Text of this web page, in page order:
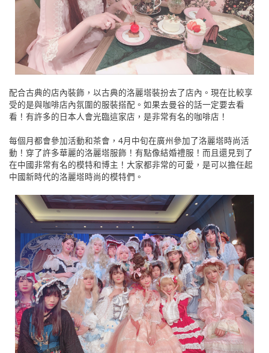
配合古典的店內裝飾，以古典的洛麗塔裝扮去了店內。現在比較享
受的是與咖啡店內氛圍的服裝搭配。如果去曼谷的話一定要去看
看！有許多的日本人會光臨這家店，是非常有名的咖啡店！
每個月都會參加活動和茶會，4月中旬在廣州參加了洛麗塔時尚活
動！穿了許多華麗的洛麗塔服飾！有點像結婚禮服！而且還見到了
在中國非常有名的模特和博主！大家都非常的可愛，是可以擔任起
中國新時代的洛麗塔時尚的模特們。